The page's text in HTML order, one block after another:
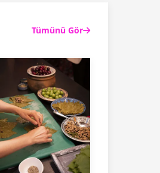
Tümünü Gör